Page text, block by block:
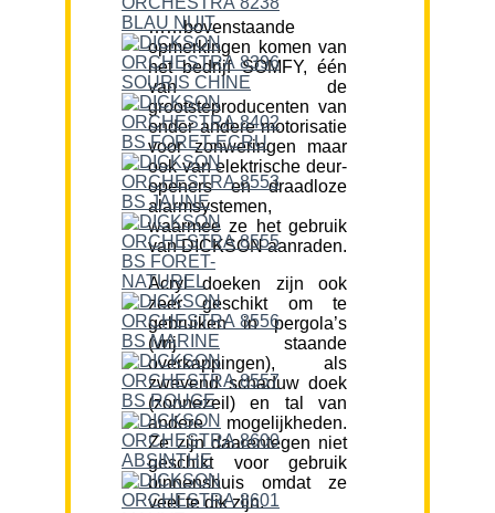
……bovenstaande
opmerkingen komen van
het bedrijf SOMFY, één
van de
grootsteproducenten van
onder andere motorisatie
voor zonweringen maar
ook van elektrische deur-
openers en draadloze
alarmsystemen,
waarmee ze het gebruik
van DICKSON aanraden.
Acryl doeken zijn ook
zeer geschikt om te
gebruiken in pergola’s
(vrij staande
overkappingen), als
zwevend schaduw doek
(zonnezeil) en tal van
andere mogelijkheden.
Ze zijn daarentegen niet
geschikt voor gebruik
binnenshuis omdat ze
veel te dik zijn.